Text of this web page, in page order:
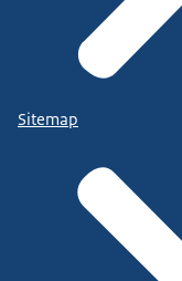
Sitemap